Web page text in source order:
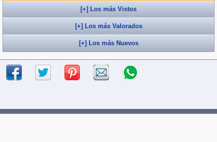
[+] Los más Vistos
[+] Los más Valorados
[+] Los más Nuevos